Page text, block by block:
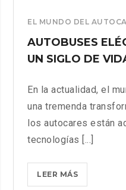
EL MUNDO DEL
AUTOBUSES
UN SIGLO DE
En la actualidad, el
una tremenda
los autocares están
tecnologías [...]
LEER MÁSAUTOBUSES